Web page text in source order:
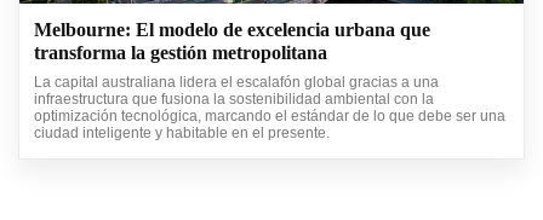
Melbourne: El modelo de excelencia urbana que
transforma la gestión metropolitana
La capital australiana lidera el escalafón global gracias a una
infraestructura que fusiona la sostenibilidad ambiental con la
optimización tecnológica, marcando el estándar de lo que debe ser una
ciudad inteligente y habitable en el presente.